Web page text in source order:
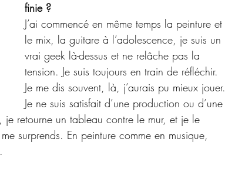
finie ?
J’ai commencé en même temps la peinture et
le mix, la guitare à l’adolescence, je suis un
vrai geek là-dessus et ne relâche pas la
tension. Je suis toujours en train de réfléchir.
Je me dis souvent, là, j’aurais pu mieux jouer.
Je ne suis satisfait d’une production ou d’une
je retourne un tableau contre le mur, et je le
surprends. En peinture comme en musique,